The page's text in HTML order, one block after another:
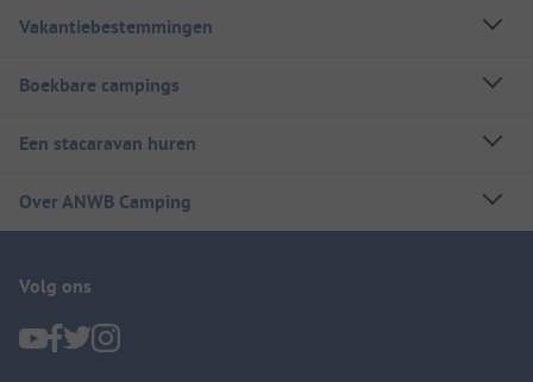
Vakantiebestemmingen
Boekbare campings
Een stacaravan huren
Over ANWB Camping
Volg ons